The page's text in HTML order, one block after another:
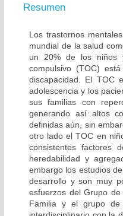
Resumen
Los trastornos
mundial de la salud
un 20% de los niños
compulsivo (TOC)
discapacidad. El TOC
adolescencia y los
sus familias con
generando así altos
definidas aún, sin
otro lado el TOC en
consistentes factores
heredabilidad y
embargo los estudios
desarrollo y son muy
esfuerzos del Grupo
Familia y el grupo de